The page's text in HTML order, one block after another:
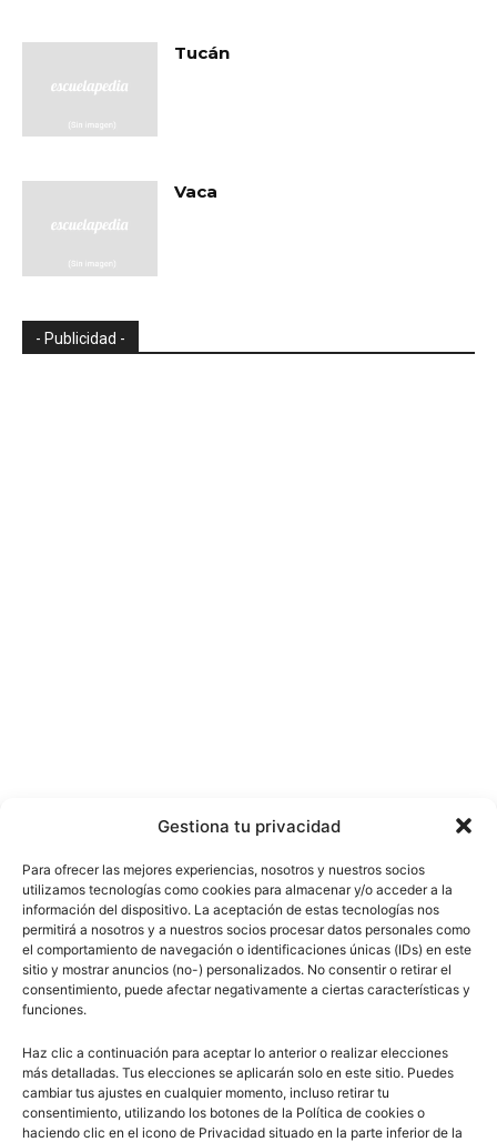
Gestiona tu privacidad
Para ofrecer las mejores experiencias, nosotros y nuestros socios
utilizamos tecnologías como cookies para almacenar y/o acceder a la
información del dispositivo. La aceptación de estas tecnologías nos
permitirá a nosotros y a nuestros socios procesar datos personales como
el comportamiento de navegación o identificaciones únicas (IDs) en este
sitio y mostrar anuncios (no-) personalizados. No consentir o retirar el
consentimiento, puede afectar negativamente a ciertas características y
funciones.
Haz clic a continuación para aceptar lo anterior o realizar elecciones
más detalladas. Tus elecciones se aplicarán solo en este sitio. Puedes
cambiar tus ajustes en cualquier momento, incluso retirar tu
consentimiento, utilizando los botones de la Política de cookies o
haciendo clic en el icono de Privacidad situado en la parte inferior de la
Tucán
Vaca
- Publicidad -